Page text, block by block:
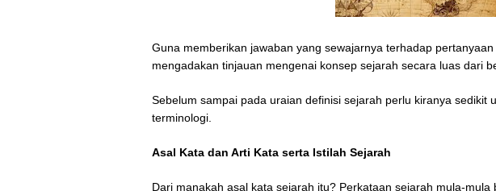
Guna memberikan jawaban yang sewajarnya terhadap
mengadakan tinjauan mengenai konsep sejarah secara luas dari
Sebelum sampai pada uraian definisi sejarah perlu kiranya sedikit
terminologi.
Asal Kata dan Arti Kata serta Istilah Sejarah
Dari manakah asal kata sejarah itu? Perkataan sejarah mula-mula